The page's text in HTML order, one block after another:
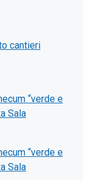
cantieri
“verde e
Sala
“verde e
Sala